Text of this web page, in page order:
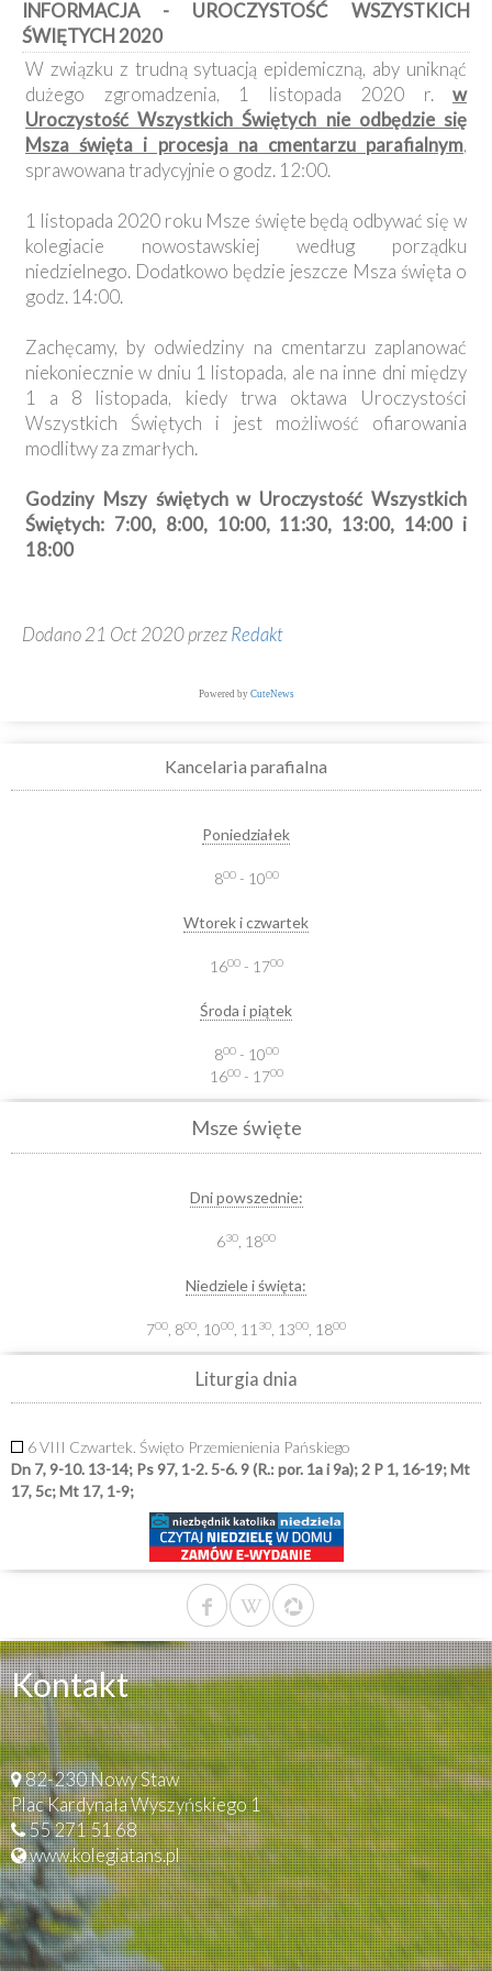
Kancelaria
Galeria
Dekanat
Nowy
Staw
Kapituła
Duszpasterze
Polecane
strony
Małoletnich
INFORMACJA - UROCZYSTOŚĆ WSZYSTKICH
ŚWIĘTYCH 2020
W związku z trudną sytuacją epidemiczną, aby uniknąć
dużego zgromadzenia, 1 listopada 2020 r. w
Uroczystość Wszystkich Świętych nie odbędzie się
Msza święta i procesja na cmentarzu parafialnym,
sprawowana tradycyjnie o godz. 12:00.
1 listopada 2020 roku Msze święte będą odbywać się w
kolegiacie nowostawskiej według porządku
niedzielnego. Dodatkowo będzie jeszcze Msza święta o
godz. 14:00.
Zachęcamy, by odwiedziny na cmentarzu zaplanować
niekoniecznie w dniu 1 listopada, ale na inne dni między
1 a 8 listopada, kiedy trwa oktawa Uroczystości
Wszystkich Świętych i jest możliwość ofiarowania
modlitwy za zmarłych.
Godziny Mszy świętych w Uroczystość Wszystkich
Świętych: 7:00, 8:00, 10:00, 11:30, 13:00, 14:00 i
18:00
Dodano 21 Oct 2020 przezRedakt
Powered by CuteNews
Kancelaria parafialna
Poniedziałek
800- 1000
Wtorek i czwartek
1600- 1700
Środa i piątek
800- 1000
1600- 1700
Msze święte
Dni powszednie:
630 , 1800
Niedziele i święta:
700 , 800 , 1000 , 11 30 , 1300 , 1800
Liturgia dnia
6 VIII Czwartek. Święto Przemienienia Pańskiego
Dn 7, 9-10. 13-14; Ps 97, 1-2. 5-6. 9 (R.: por. 1a i 9a); 2 P 1, 16-19; Mt
17, 5c; Mt 17, 1-9;
Kontakt
82-230 Nowy Staw
Plac Kardynała Wyszyńskiego 1
55 271 51 68
www.kolegiatans.pl